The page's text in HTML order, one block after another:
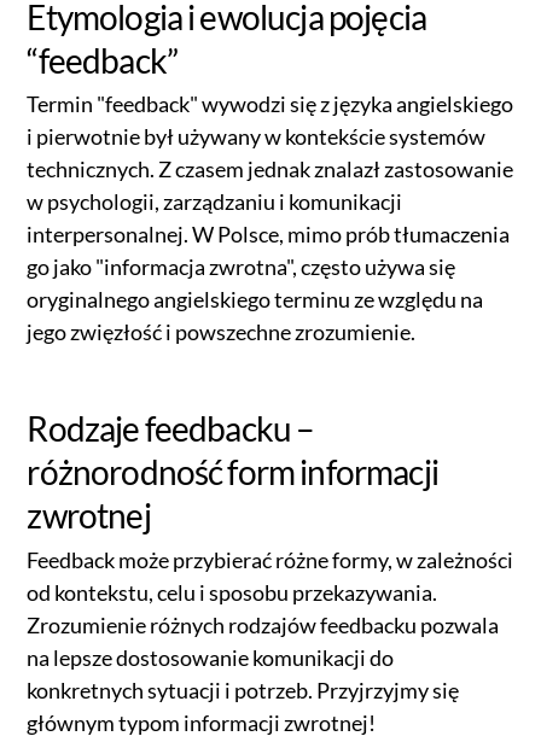
Etymologia i ewolucja pojęcia
“feedback”
Termin "feedback" wywodzi się z języka angielskiego
i pierwotnie był używany w kontekście systemów
technicznych. Z czasem jednak znalazł zastosowanie
w psychologii, zarządzaniu i komunikacji
interpersonalnej. W Polsce, mimo prób tłumaczenia
go jako "informacja zwrotna", często używa się
oryginalnego angielskiego terminu ze względu na
jego zwięzłość i powszechne zrozumienie.
Rodzaje feedbacku –
różnorodność form informacji
zwrotnej
Feedback może przybierać różne formy, w zależności
od kontekstu, celu i sposobu przekazywania.
Zrozumienie różnych rodzajów feedbacku pozwala
na lepsze dostosowanie komunikacji do
konkretnych sytuacji i potrzeb. Przyjrzyjmy się
głównym typom informacji zwrotnej!